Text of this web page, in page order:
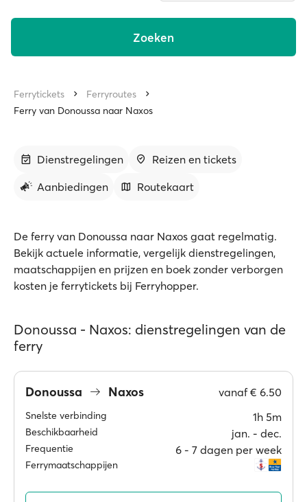
Zoeken
Ferrytickets
Ferryroutes
Ferry van Donoussa naar Naxos
Dienstregelingen
Reizen en tickets
Aanbiedingen
Routekaart
De ferry van Donoussa naar Naxos gaat regelmatig.
Bekijk actuele informatie, vergelijk dienstregelingen,
maatschappijen en prijzen en boek zonder verborgen
kosten je ferrytickets bij Ferryhopper.
Donoussa - Naxos: dienstregelingen van de
ferry
Donoussa Naxos vanaf€ 6.50
Snelste verbinding 1h 5m
Beschikbaarheid jan. ‐ dec.
Frequentie 6 ‐ 7 dagen per week
Ferrymaatschappijen